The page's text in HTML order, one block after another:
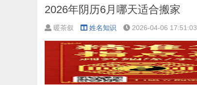
2026年阴历6月哪天适合搬家
暖茶叙 姓名知识 2026-04-06 17:51:03